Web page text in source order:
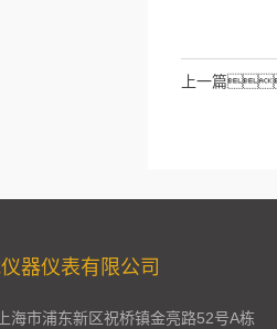
如：三加
上一篇
器仪表有限公司
浦东新区祝桥镇金亮路52号A栋